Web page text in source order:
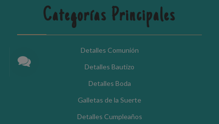
Categorías Principales
Detalles Comunión
Detalles Bautizo
Detalles Boda
Galletas de la Suerte
Detalles Cumpleaños